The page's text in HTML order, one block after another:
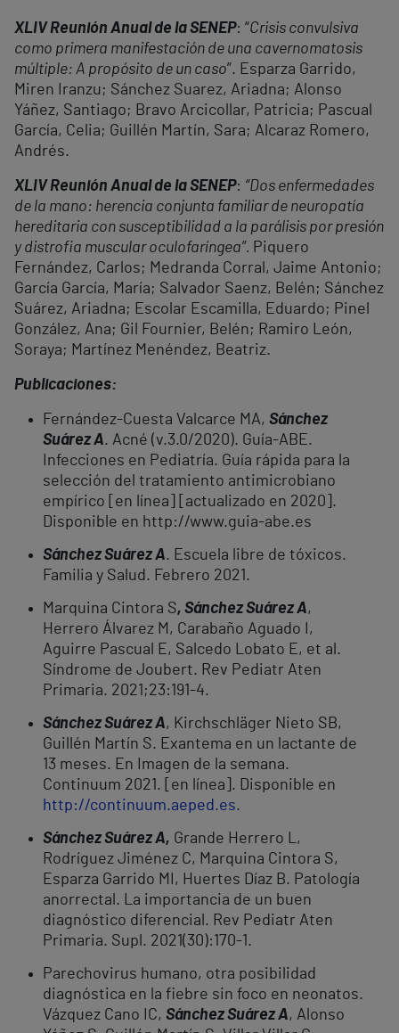
XLIV Reunión Anual de la SENEP: “Crisis convulsiva
como primera manifestación de una cavernomatosis
múltiple: A propósito de un caso”. Esparza Garrido,
Miren Iranzu; Sánchez Suarez, Ariadna; Alonso
Yáñez, Santiago; Bravo Arcicollar, Patricia; Pascual
García, Celia; Guillén Martín, Sara; Alcaraz Romero,
Andrés.
XLIV Reunión Anual de la SENEP: “Dos enfermedades
de la mano: herencia conjunta familiar de neuropatía
hereditaria con susceptibilidad a la parálisis por presión
y distrofia muscular oculofaríngea”. Piquero
Fernández, Carlos; Medranda Corral, Jaime Antonio;
García García, María; Salvador Saenz, Belén; Sánchez
Suárez, Ariadna; Escolar Escamilla, Eduardo; Pinel
González, Ana; Gil Fournier, Belén; Ramiro León,
Soraya; Martínez Menéndez, Beatriz.
Publicaciones:
Fernández-Cuesta Valcarce MA, Sánchez
Suárez A. Acné (v.3.0/2020). Guía-ABE.
Infecciones en Pediatría. Guía rápida para la
selección del tratamiento antimicrobiano
empírico [en línea] [actualizado en 2020].
Disponible en http://www.guia-abe.es
Sánchez Suárez A. Escuela libre de tóxicos.
Familia y Salud. Febrero 2021.
Marquina Cintora S, Sánchez Suárez A,
Herrero Álvarez M, Carabaño Aguado I,
Aguirre Pascual E, Salcedo Lobato E, et al.
Síndrome de Joubert. Rev Pediatr Aten
Primaria. 2021;23:191-4.
Sánchez Suárez A, Kirchschläger Nieto SB,
Guillén Martín S. Exantema en un lactante de
13 meses. En Imagen de la semana.
Continuum 2021. [en línea]. Disponible en
http://continuum.aeped.es.
Sánchez Suárez A, Grande Herrero L,
Rodríguez Jiménez C, Marquina Cintora S,
Esparza Garrido MI, Huertes Díaz B. Patología
anorrectal. La importancia de un buen
diagnóstico diferencial. Rev Pediatr Aten
Primaria. Supl. 2021(30):170-1.
Parechovirus humano, otra posibilidad
diagnóstica en la fiebre sin foco en neonatos.
Vázquez Cano IC, Sánchez Suárez A, Alonso